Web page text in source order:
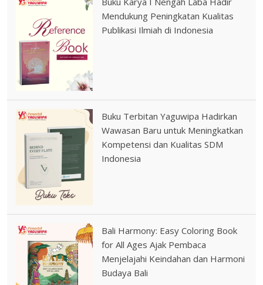
Mendukung Peningkatan Kualitas
Publikasi Ilmiah di Indonesia
Buku Terbitan Yaguwipa Hadirkan
Wawasan Baru untuk Meningkatkan
Kompetensi dan Kualitas SDM
Indonesia
Bali Harmony: Easy Coloring Book
for All Ages Ajak Pembaca
Menjelajahi Keindahan dan Harmoni
Budaya Bali